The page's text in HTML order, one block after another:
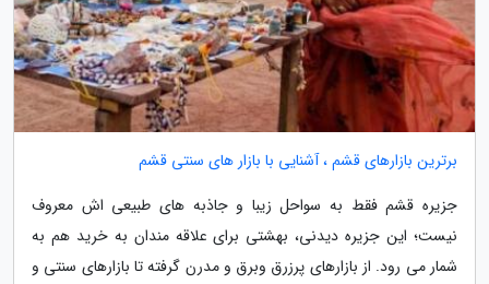
برترین بازارهای قشم ، آشنایی با بازار های سنتی قشم
جزیره قشم فقط به سواحل زیبا و جاذبه های طبیعی اش معروف
نیست؛ این جزیره دیدنی، بهشتی برای علاقه مندان به خرید هم به
شمار می رود. از بازارهای پرزرق وبرق و مدرن گرفته تا بازارهای سنتی و